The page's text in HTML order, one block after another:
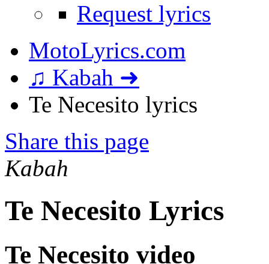
Request lyrics
MotoLyrics.com
♫ Kabah ➜
Te Necesito lyrics
Share this page
Kabah
Te Necesito Lyrics
Te Necesito video